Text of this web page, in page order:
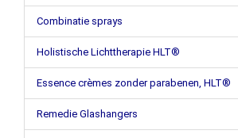
Combinatie sprays
Holistische Lichttherapie HLT®
Essence crèmes zonder parabenen, HLT®
Remedie Glashangers